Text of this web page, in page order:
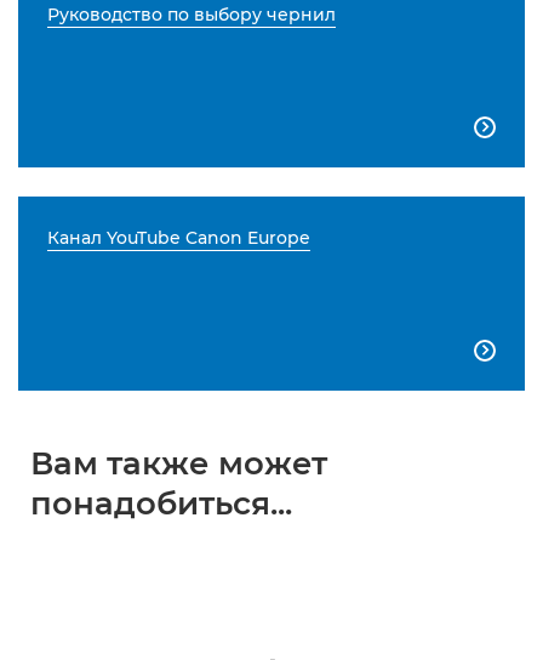
Руководство по выбору чернил

Канал YouTube Canon Europe

Вам также может
понадобиться...